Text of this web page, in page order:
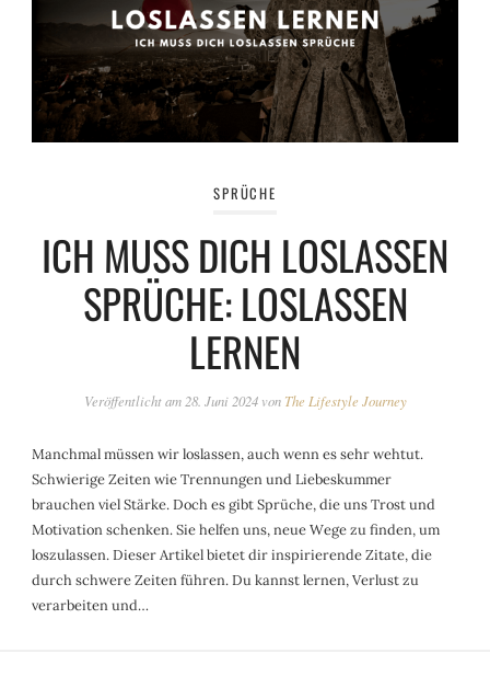
SPRÜCHE
ICH MUSS DICH LOSLASSEN
SPRÜCHE: LOSLASSEN
LERNEN
Veröffentlicht am 28. Juni 2024 von The Lifestyle Journey
Manchmal müssen wir loslassen, auch wenn es sehr wehtut.
Schwierige Zeiten wie Trennungen und Liebeskummer
brauchen viel Stärke. Doch es gibt Sprüche, die uns Trost und
Motivation schenken. Sie helfen uns, neue Wege zu finden, um
loszulassen. Dieser Artikel bietet dir inspirierende Zitate, die
durch schwere Zeiten führen. Du kannst lernen, Verlust zu
verarbeiten und…